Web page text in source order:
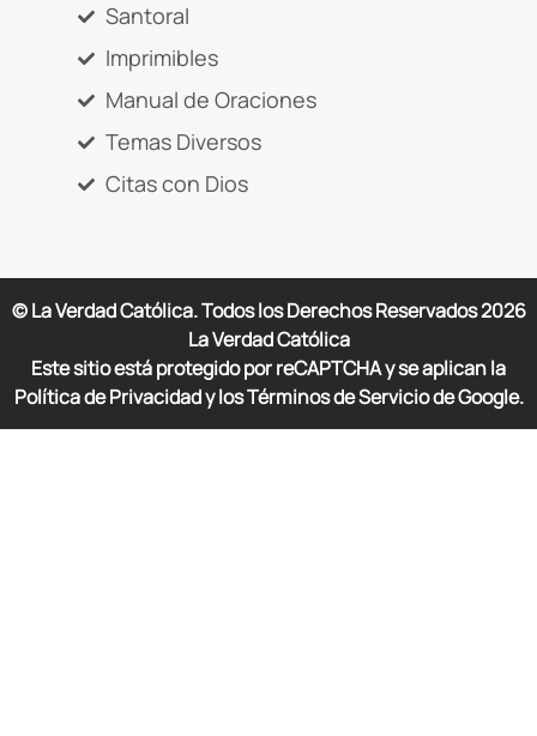
Santoral
Imprimibles
Manual de Oraciones
Temas Diversos
Citas con Dios
© La Verdad Católica. Todos los Derechos Reservados2026
La Verdad Católica
Este sitio está protegido por reCAPTCHA y se aplican la
Política de Privacidad y los Términos de Servicio de Google.